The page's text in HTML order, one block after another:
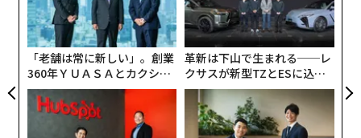
「老舗は常に新しい」。創業
360年ＹＵＡＳＡとカクシン
CEO田尻望が語る、AIを超え
る人の価値
革新は下山で生まれる──レ
クサスが新型TZとESに込め
た「DISCOVER」の哲学